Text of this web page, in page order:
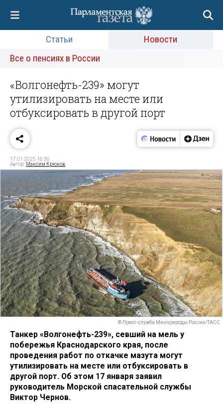
Статьи
Новости
Все о пенсиях в России
«Волгонефть-239» могут
утилизировать на месте или
отбуксировать в другой порт
17.01.2025 16:30
Автор: Максим Крюков
© Пресс-служба Минприроды России/ТАСС
Танкер «Волгонефть-239», севший на мель у
побережья Краснодарского края, после
проведения работ по откачке мазута могут
утилизировать на месте или отбуксировать в
другой порт. Об этом 17 января заявил
руководитель Морской спасательной службы
Виктор Чернов.